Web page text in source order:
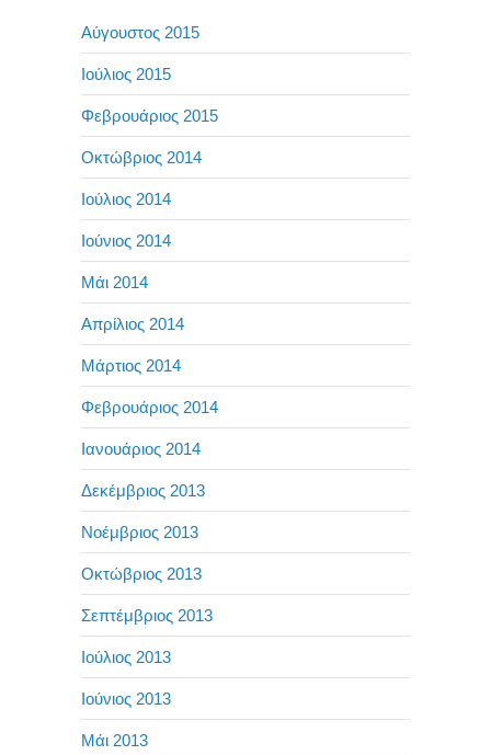
Αύγουστος 2015
Ιούλιος 2015
Φεβρουάριος 2015
Οκτώβριος 2014
Ιούλιος 2014
Ιούνιος 2014
Μάι 2014
Απρίλιος 2014
Μάρτιος 2014
Φεβρουάριος 2014
Ιανουάριος 2014
Δεκέμβριος 2013
Νοέμβριος 2013
Οκτώβριος 2013
Σεπτέμβριος 2013
Ιούλιος 2013
Ιούνιος 2013
Μάι 2013